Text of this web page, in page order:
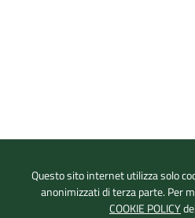
Questo sito internet utilizza solo
anonimizzati di terza parte. Per
COOKIE POLICY